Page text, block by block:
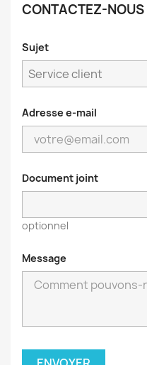
CONTACTEZ-NOUS
Sujet
Adresse e-mail
Document joint
optionnel
Message